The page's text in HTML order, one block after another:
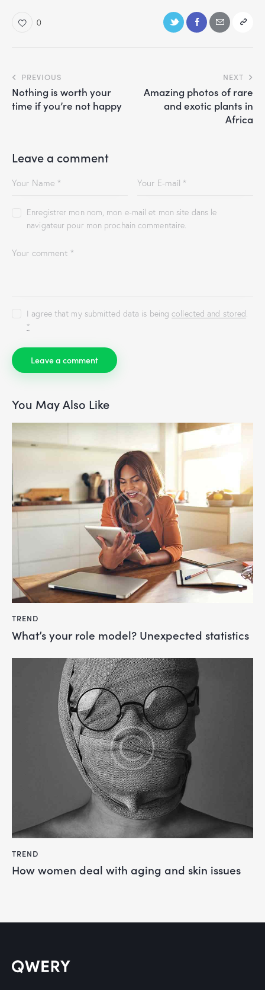
0
PREVIOUS
Nothing is worth your
time if you’re not happy
NEXT
Amazing photos of rare
and exotic plants in
Africa
Leave a comment
Enregistrer mon nom, mon e-mail et mon site dans le
navigateur pour mon prochain commentaire.
I agree that my submitted data is beingcollected and stored.
*
You May Also Like
TREND
What’s your role model? Unexpected statistics
TREND
How women deal with aging and skin issues